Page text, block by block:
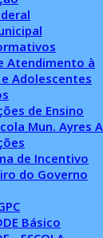
Atendimento à
e Adolescentes
de Ensino
Mun. Ayres
de Incentivo
do Governo
Básico